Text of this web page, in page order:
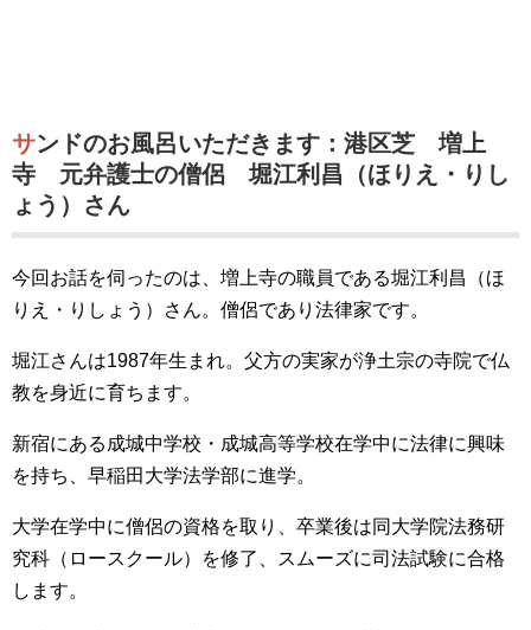
サンドのお風呂いただきます：港区芝 増上
寺 元弁護士の僧侶 堀江利昌（ほりえ・りし
ょう）さん
今回お話を伺ったのは、増上寺の職員である堀江利昌（ほ
りえ・りしょう）さん。僧侶であり法律家です。
堀江さんは​1987年生まれ。父方の実家が浄土宗の寺院で仏
教を身近に育ちます。
新宿にある成城中学校・成城高等学校在学中に法律に興味
を持ち、早稲田大学法学部に進学。
大学在学中に僧侶の資格を取り、卒業後は同大学院法務研
究科（ロースクール）を修了、スムーズに司法試験に合格
します。